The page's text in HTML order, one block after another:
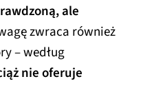
ale
zwraca również
– według
nie oferuje